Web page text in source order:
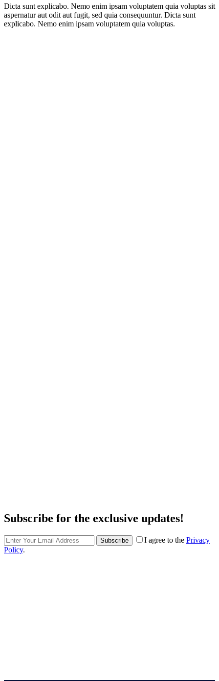
Dicta sunt explicabo. Nemo enim ipsam voluptatem quia voluptas sit
aspernatur aut odit aut fugit, sed quia consequuntur. Dicta sunt
explicabo. Nemo enim ipsam voluptatem quia voluptas.
Subscribe for the exclusive updates!
Subscribe I agree to the Privacy
Policy.